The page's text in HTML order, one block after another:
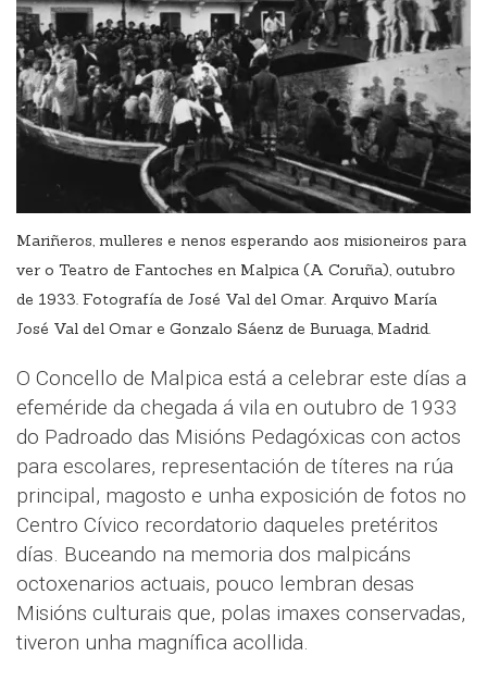
Mariñeros, mulleres e nenos esperando aos misioneiros para
ver o Teatro de Fantoches en Malpica (A Coruña), outubro
de 1933. Fotografía de José Val del Omar. Arquivo María
José Val del Omar e Gonzalo Sáenz de Buruaga, Madrid.
O Concello de Malpica está a celebrar este días a
efeméride da chegada á vila en outubro de 1933
do Padroado das Misións Pedagóxicas con actos
para escolares, representación de títeres na rúa
principal, magosto e unha exposición de fotos no
Centro Cívico recordatorio daqueles pretéritos
días. Buceando na memoria dos malpicáns
octoxenarios actuais, pouco lembran desas
Misións culturais que, polas imaxes conservadas,
tiveron unha magnífica acollida.